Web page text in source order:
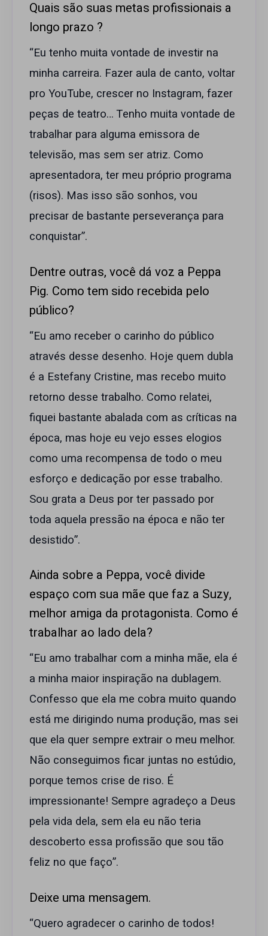
Quais são suas metas profissionais a
longo prazo ?
“Eu tenho muita vontade de investir na
minha carreira. Fazer aula de canto, voltar
pro YouTube, crescer no Instagram, fazer
peças de teatro… Tenho muita vontade de
trabalhar para alguma emissora de
televisão, mas sem ser atriz. Como
apresentadora, ter meu próprio programa
(risos). Mas isso são sonhos, vou
precisar de bastante perseverança para
conquistar”.
Dentre outras, você dá voz a Peppa
Pig. Como tem sido recebida pelo
público?
“Eu amo receber o carinho do público
através desse desenho. Hoje quem dubla
é a Estefany Cristine, mas recebo muito
retorno desse trabalho. Como relatei,
fiquei bastante abalada com as críticas na
época, mas hoje eu vejo esses elogios
como uma recompensa de todo o meu
esforço e dedicação por esse trabalho.
Sou grata a Deus por ter passado por
toda aquela pressão na época e não ter
desistido”.
Ainda sobre a Peppa, você divide
espaço com sua mãe que faz a Suzy,
melhor amiga da protagonista. Como é
trabalhar ao lado dela?
“Eu amo trabalhar com a minha mãe, ela é
a minha maior inspiração na dublagem.
Confesso que ela me cobra muito quando
está me dirigindo numa produção, mas sei
que ela quer sempre extrair o meu melhor.
Não conseguimos ficar juntas no estúdio,
porque temos crise de riso. É
impressionante! Sempre agradeço a Deus
pela vida dela, sem ela eu não teria
descoberto essa profissão que sou tão
feliz no que faço”.
Deixe uma mensagem.
“Quero agradecer o carinho de todos!